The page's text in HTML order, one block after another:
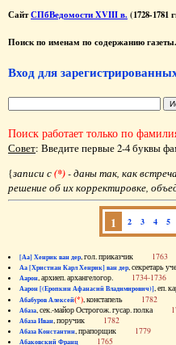
СайтСПбВедомости XVIII в. (1728-1781
Поиск по именам по содержанию газеты.
Вход для
Поиск работает только по
Совет: Введите первые 2-4 буквы
{записи с(*)- даны так, как
решение об их корректировке,
1 2 3 4 5
[Аа] Хенрик ван дер, гол. приказчик 1763
Аа [Христиан Карл Хенрик] ван дер, секретарь
Аарон, архиеп. архангелогор. 1734-1736
Аарон [(Еропкин Афанасий Владимирович)], еп.
Абабуров Алексей(*), констапель 1782
Абаза, сек.-майор Острогож. гусар. полка
Абаза Иван, поручик 1782
Абаза Константин, прапорщик 1779
Абаковский Франц 1765